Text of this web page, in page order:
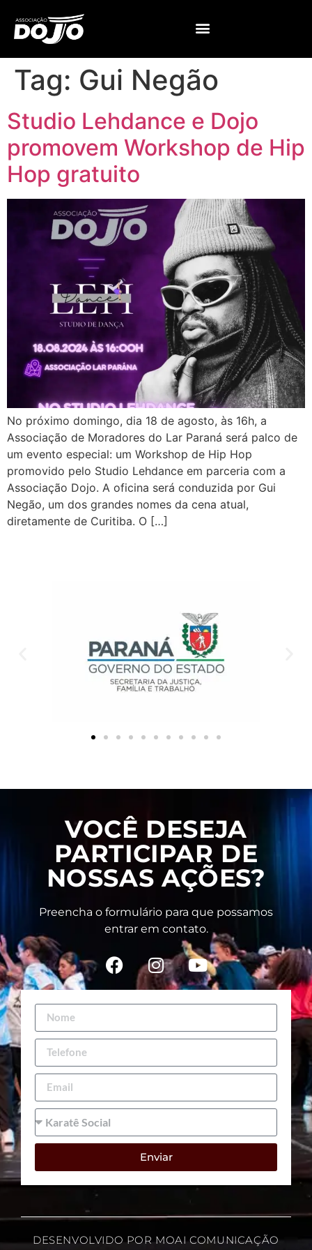
Tag: Gui Negão
Studio Lehdance e Dojo
promovem Workshop de Hip
Hop gratuito
No próximo domingo, dia 18 de agosto, às 16h, a
Associação de Moradores do Lar Paraná será palco de
um evento especial: um Workshop de Hip Hop
promovido pelo Studio Lehdance em parceria com a
Associação Dojo. A oficina será conduzida por Gui
Negão, um dos grandes nomes da cena atual,
diretamente de Curitiba. O […]
VOCÊ DESEJA
PARTICIPAR DE
NOSSAS AÇÕES?
Preencha o formulário para que possamos
entrar em contato.
Enviar
DESENVOLVIDO POR MOAI COMUNICAÇÃO